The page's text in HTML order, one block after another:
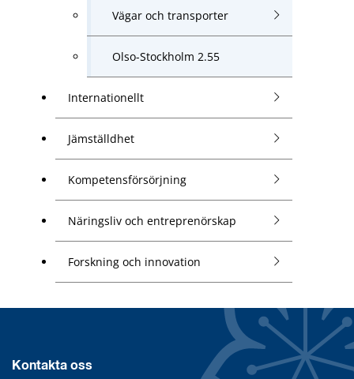
Vägar och transporter
Olso-Stockholm 2.55
Internationellt
Jämställdhet
Kompetensförsörjning
Näringsliv och entreprenörskap
Forskning och innovation
Kontakta oss